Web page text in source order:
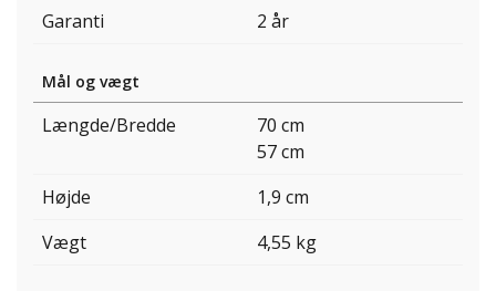
Garanti 2 år
Mål og vægt
Længde/Bredde
70 cm
57 cm
Højde
1,9 cm
Vægt
4,55 kg